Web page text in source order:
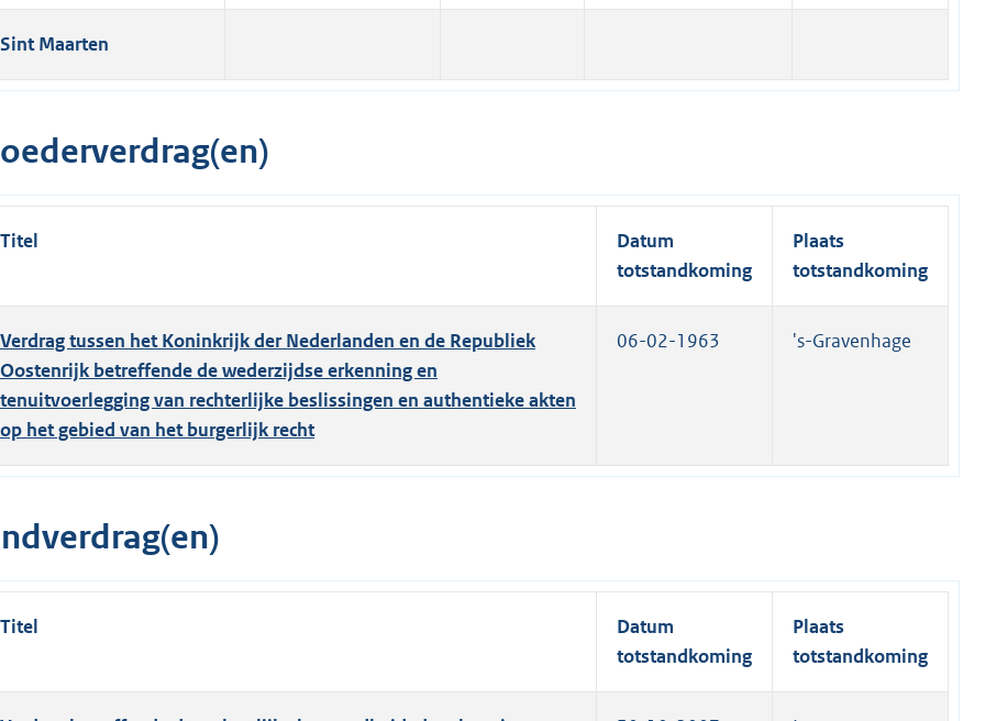
Sint Maarten
Titel
Datum
totstandkoming
Plaats
totstandkoming
Verdrag tussen het Koninkrijk der Nederlanden en de Republiek
Oostenrijk betreffende de wederzijdse erkenning en
tenuitvoerlegging van rechterlijke beslissingen en authentieke akten
op het gebied van het burgerlijk recht
06-02-1963 's-Gravenhage
Titel
Datum
totstandkoming
Plaats
totstandkoming